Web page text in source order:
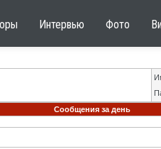
Интервью Фото
Сообщения за день